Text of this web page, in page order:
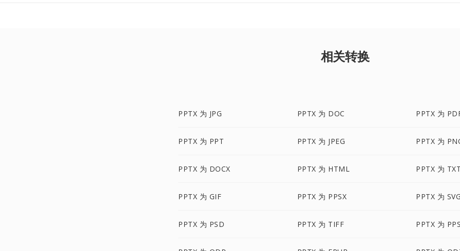
相关转换
PPTX 为 JPG PPTX 为 DOC PPTX 为
PPTX 为 PPT PPTX 为 JPEG PPTX 为
PPTX 为 DOCX PPTX 为 HTML PPTX 为 TXT
PPTX 为 GIF PPTX 为 PPSX PPTX 为 SVG
PPTX 为 PSD PPTX 为 TIFF PPTX 为 PPS